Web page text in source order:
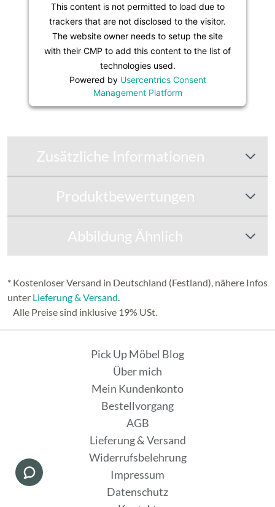
This content is not permitted to load due to
trackers that are not disclosed to the visitor.
The website owner needs to setup the site
with their CMP to add this content to the list of
technologies used.
Powered by Usercentrics Consent
Management Platform
Zusätzliche Informationen
Produktbewertungen
Abbildung Ähnlich
* Kostenloser Versand in Deutschland (Festland), nähere Infos
unter Lieferung & Versand
Alle Preise sind inklusive 19% USt.
Pick Up Möbel Blog
Über mich
Mein Kundenkonto
Bestellvorgang
AGB
Lieferung & Versand
Widerrufsbelehrung
Impressum
Datenschutz